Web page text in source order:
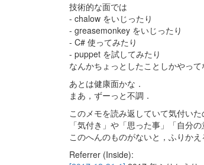
技術的な面では
- chalow をいじったり
- greasemonkey をいじったり
- C# 使ってみたり
- puppet を試してみたり
なんかちょっとしたことしかやって
あとは健康面かな．
まあ，ずーっと不調．
このメモを読み返していて気付いた
「気付き」や「思った事」「自分
このへんのものがないと，ふりか
Referrer (Inside):